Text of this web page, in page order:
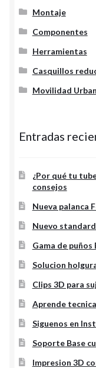
Montaje
Componentes
Herramientas
Casquillos
Movilidad
Entradas
¿Por qué tu
consejos
Nueva palanca
Nuevo
Gama de puños
Solucion
Clips 3D para
Aprende
Siguenos en
Soporte Base
Impresion 3D